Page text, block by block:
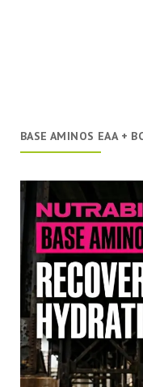
BASE AMINOS EAA +